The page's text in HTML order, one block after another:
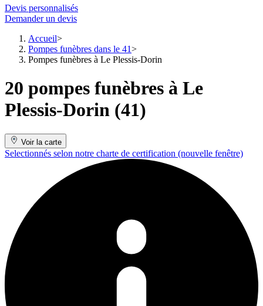
Devis personnalisés
Demander un devis
Accueil
Pompes funèbres dans le 41
Pompes funèbres à Le Plessis-Dorin
20 pompes funèbres à Le
Plessis-Dorin (41)
Voir la carte
Selectionnés selon notre charte de certification (nouvelle fenêtre)